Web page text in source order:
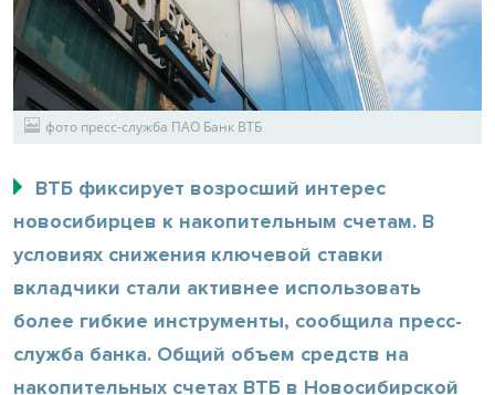
фото пресс-служба ПАО Банк ВТБ
ВТБ фиксирует возросший интерес
новосибирцев к накопительным счетам. В
условиях снижения ключевой ставки
вкладчики стали активнее использовать
более гибкие инструменты, сообщила пресс-
служба банка. Общий объем средств на
накопительных счетах ВТБ в Новосибирской